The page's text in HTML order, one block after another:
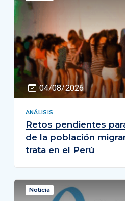
04/08/2026
ANÁLISIS
Retos pendientes
de la población
trata en el Perú
Noticia